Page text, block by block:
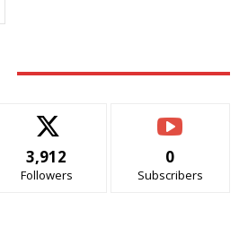
3,912
Followers
0
Subscribers